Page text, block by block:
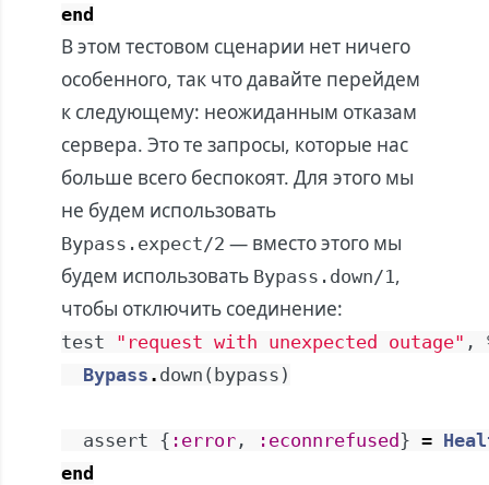
end
В этом тестовом сценарии нет ничего
особенного, так что давайте перейдем
к следующему: неожиданным отказам
сервера. Это те запросы, которые нас
больше всего беспокоят. Для этого мы
не будем использовать
Bypass.expect/2 — вместо этого мы
будем использовать Bypass.down/1,
чтобы отключить соединение:
test "request with unexpected outage" ,
Bypass . down ( bypass )
assert { :error , :econnrefused} =
end